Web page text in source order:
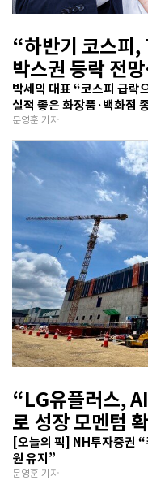
“하반기 코스피,
박스권 등락 전
반영 주시해야”
박세익 대표 “코스피 급락
실적 좋은 화장품·백화점
문영훈 기자
“LG유플러스,
로 성장 모멘텀
[오늘의 픽] NH투자증권
원 유지”
문영훈 기자